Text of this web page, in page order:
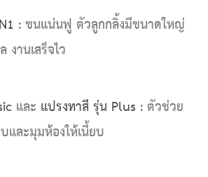
: ขนแน่นฟู ตัวลูกกลิ้งมีขนาดใหญ่
งานเสร็จไว
และ แปรงทาสี รุ่น Plus : ตัวช่วย
และมุมห้องให้เนี้ยบ